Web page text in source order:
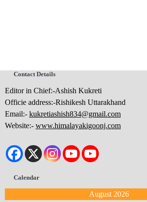
Contact Details
Editor in Chief:-Ashish Kukreti
Officie address:-Rishikesh Uttarakhand
Email:- kukretiashish834@gmail.com
Website:- www.himalayakigoonj.com
Calendar
August 2026